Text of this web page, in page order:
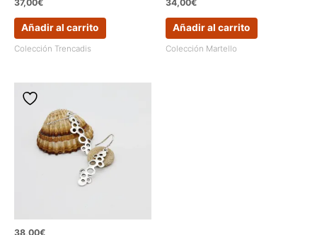
37,00€
Añadir al carrito
Colección Trencadis
34,00€
Añadir al carrito
Colección Martello
38,00€